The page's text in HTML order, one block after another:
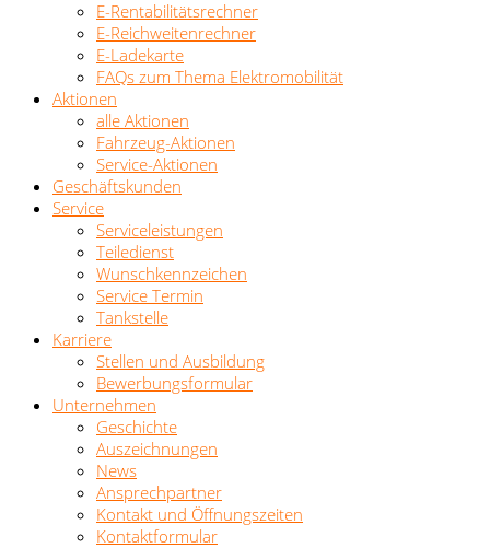
E-Rentabilitätsrechner
E-Reichweitenrechner
E-Ladekarte
FAQs zum Thema Elektromobilität
Aktionen
alle Aktionen
Fahrzeug-Aktionen
Service-Aktionen
Geschäftskunden
Service
Serviceleistungen
Teiledienst
Wunschkennzeichen
Service Termin
Tankstelle
Karriere
Stellen und Ausbildung
Bewerbungsformular
Unternehmen
Geschichte
Auszeichnungen
News
Ansprechpartner
Kontakt und Öffnungszeiten
Kontaktformular